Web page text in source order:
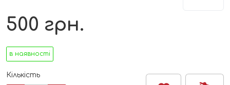
500 грн.
в наявності
Кількість